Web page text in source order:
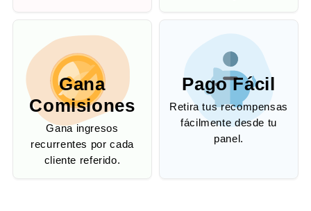
Gana
Comisiones
Gana ingresos
recurrentes por cada
cliente referido.
Pago Fácil
Retira tus recompensas
fácilmente desde tu
panel.